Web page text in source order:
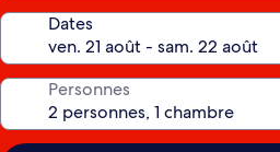
Dates
Personnes